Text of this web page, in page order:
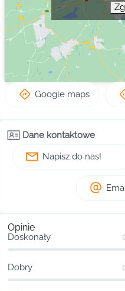
Google maps
Dane kontaktowe
Napisz do nas!
Opinie
Doskonały
Dobry